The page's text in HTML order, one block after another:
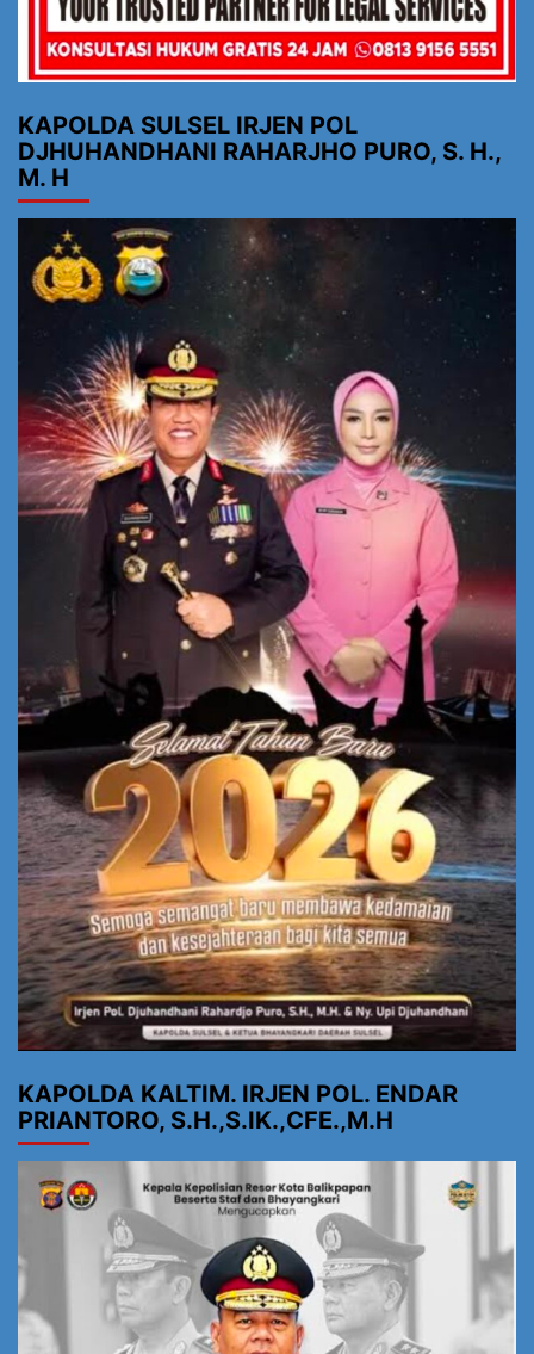
KAPOLDA SULSEL IRJEN POL
DJHUHANDHANI RAHARJHO PURO, S. H.,
M. H
KAPOLDA KALTIM. IRJEN POL. ENDAR
PRIANTORO, S.H.,S.IK.,CFE.,M.H